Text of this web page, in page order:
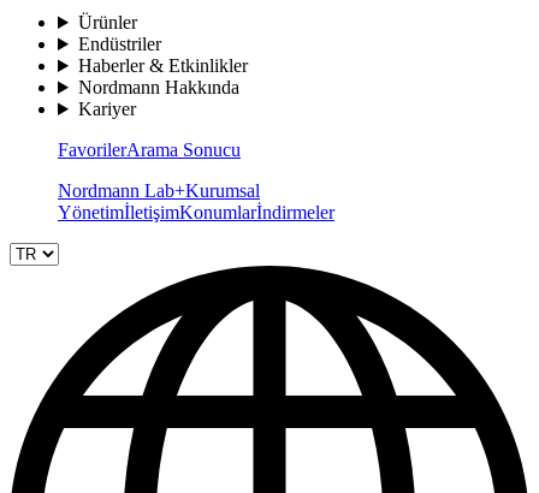
Ürünler
Endüstriler
Haberler & Etkinlikler
Nordmann Hakkında
Kariyer
FavorilerArama Sonucu
Nordmann Lab+Kurumsal
YönetimİletişimKonumlarİndirmeler